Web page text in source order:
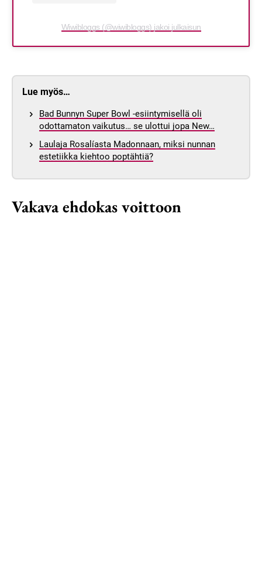
Wiwibloggs (@wiwibloggs) jakoi julkaisun
Lue myös…
Bad Bunnyn Super Bowl -esiintymisellä oli
odottamaton vaikutus… se ulottui jopa New…
Laulaja Rosalíasta Madonnaan, miksi nunnan
estetiikka kiehtoo poptähtiä?
Vakava ehdokas voittoon